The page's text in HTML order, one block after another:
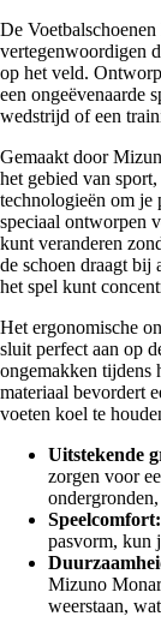
De
vertegenwoordigen
op het veld.
een ongeëvenaarde
wedstrijd of een
Gemaakt door
het gebied van
technologieën om je
speciaal ontworpen
kunt veranderen
de schoen draagt
het spel kunt
Het ergonomische
sluit perfect aan op
ongemakken tijdens
materiaal bevordert
voeten koel te
Uitstekende
zorgen voor
Speelcomfort:
pasvorm, kun
Mizuno
weerstaan,